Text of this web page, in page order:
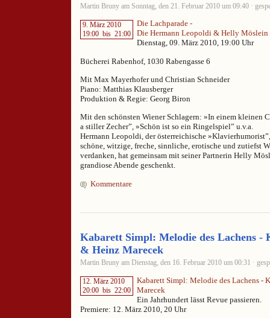
Martin Bruny am Sonntag, den 21. Februar 2010 um 09:40 ·
9. März 2010
19:00 bis 21:00
Die Lachparade -
Die Hermann Leopoldi & Helly Möslein
Dienstag, 09. März 2010, 19:00 Uhr
Bücherei Rabenhof, 1030 Rabengasse 6
Mit Max Mayerhofer und Christian Schneider
Piano: Matthias Klausberger
Produktion & Regie: Georg Biron
Mit den schönsten Wiener Schlagern: »In einem kleinen
a stiller Zecher”, »Schön ist so ein Ringelspiel” u.v.a.
Hermann Leopoldi, der österreichische
schöne, witzige, freche, sinnliche, erotische und zutiefst
verdanken, hat gemeinsam mit seiner Partnerin Helly
grandiose Abende geschenkt.
Kommentare
Kabarett Simpl: Melodie des Lachens -
& Heinz Marecek
Martin Bruny am Dienstag, den 16. Februar 2010 um 00:31 ·
12. März 2010
20:00 bis 22:00
Kabarett Simpl: Melodie des Lachens -
Marecek
Ein Jahrhundert lässt Revue passieren.
Premiere: 12. März 2010, 20 Uhr